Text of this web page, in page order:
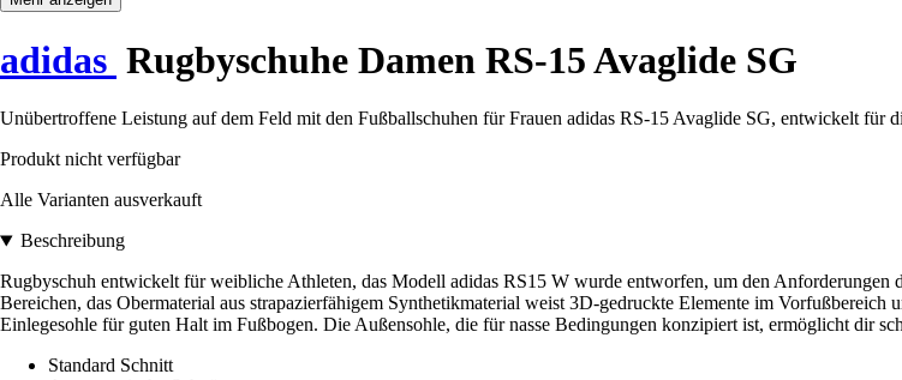
adidas Rugbyschuhe Damen RS-15 Avaglide SG
Unübertroffene Leistung auf dem Feld mit den Fußballschuhen für Frauen adidas RS-15 Avaglide SG, entwickelt für
Produkt nicht verfügbar
Alle Varianten ausverkauft
Beschreibung
Rugbyschuh entwickelt für weibliche Athleten, das Modell adidas RS15 W wurde entworfen, um den
Bereichen, das Obermaterial aus strapazierfähigem Synthetikmaterial weist 3D-gedruckte Elemente im Vorfußbereich
Einlegesohle für guten Halt im Fußbogen. Die Außensohle, die für nasse Bedingungen konzipiert ist, ermöglicht dir
Standard Schnitt